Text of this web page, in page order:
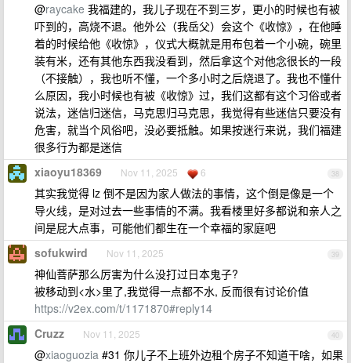
@raycake 我福建的，我儿子现在不到三岁，更小的时候也有被
吓到的，高烧不退。他外公（我岳父）会这个《收惊》，在他睡
着的时候给他《收惊》，仪式大概就是用布包着一个小碗，碗里
装有米，还有其他东西我没看到，然后拿这个对他念很长的一段
（不接触），我也听不懂，一个多小时之后烧退了。我也不懂什
么原因，我小时候也有被《收惊》过，我们这都有这个习俗或者
说法，迷信归迷信，马克思归马克思，我觉得有些迷信只要没有
危害，就当个风俗吧，没必要抵触。如果按迷行来说，我们福建
很多行为都是迷信
38
xiaoyu18369 Nov 11, 2025 6
其实我觉得 lz 倒不是因为家人做法的事情，这个倒是像是一个
导火线，是对过去一些事情的不满。我看楼里好多都说和亲人之
间是屁大点事，可能他们都生在一个幸福的家庭吧
39
sofukwird Nov 11, 2025
神仙菩萨那么厉害为什么没打过日本鬼子?
被移动到<水>里了,我觉得一点都不水, 反而很有讨论价值
https://v2ex.com/t/1171870#reply14
40
Cruzz Nov 11, 2025
@xiaoguozia #31 你儿子不上班外边租个房子不知道干啥，如果